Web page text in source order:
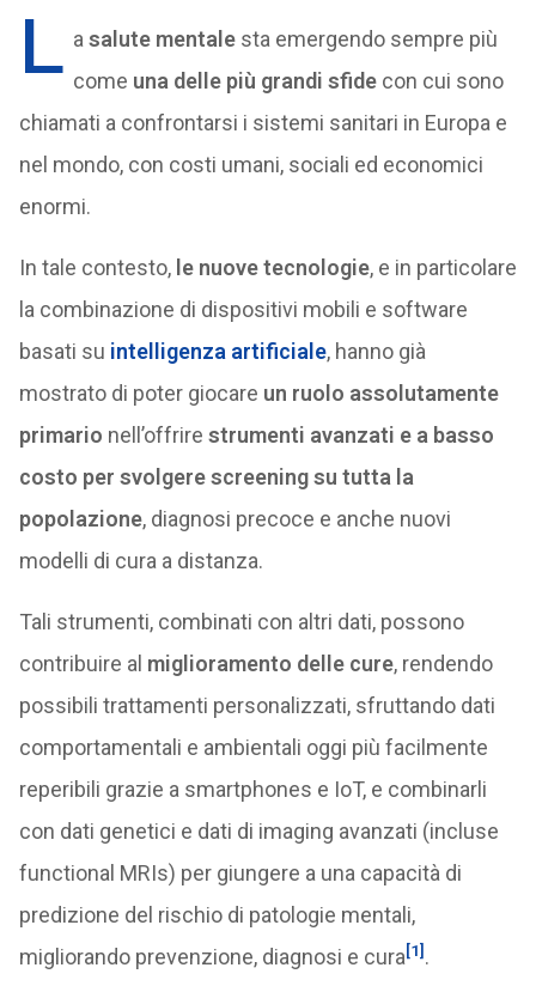
L a salute mentalesta emergendo sempre più
come una delle più grandi sfidecon cui sono
chiamati a confrontarsi i sistemi sanitari in Europa e
nel mondo, con costi umani, sociali ed economici
enormi.
In tale contesto,le nuove tecnologie, e in particolare
la combinazione di dispositivi mobili e software
basati su intelligenza artificiale, hanno già
mostrato di poter giocare un ruolo assolutamente
primario nell’offrire strumenti avanzati e a basso
costo per svolgere screening su tutta la
popolazione, diagnosi precoce e anche nuovi
modelli di cura a distanza.
Tali strumenti, combinati con altri dati, possono
contribuire al miglioramento delle cure, rendendo
possibili trattamenti personalizzati, sfruttando dati
comportamentali e ambientali oggi più facilmente
reperibili grazie a smartphones e IoT, e combinarli
con dati genetici e dati di imaging avanzati (incluse
functional MRIs) per giungere a una capacità di
predizione del rischio di patologie mentali,
migliorando prevenzione, diagnosi e cura[1] .